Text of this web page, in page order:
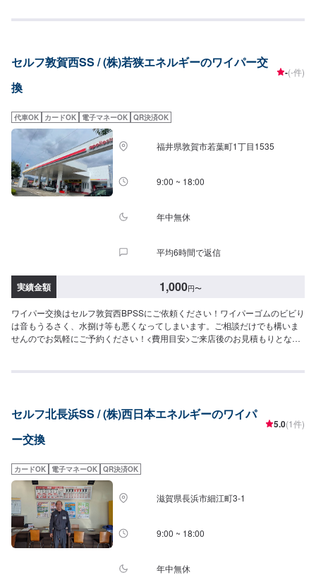
セルフ敦賀西SS / (株)若狭エネルギーのワイパー交
換
-(-件)
代車OK カードOK 電子マネーOK QR決済OK
福井県敦賀市若葉町1丁目1535
9:00 ~ 18:00
年中無休
平均6時間で返信
実績金額 1,000円〜
ワイパー交換はセルフ敦賀西BPSSにご依頼ください！ワイパーゴムのビビり
は音もうるさく、水捌け等も悪くなってしまいます。ご相談だけでも構いま
せんのでお気軽にご予約ください！<費用目安>ご来店後のお見積もりとなり
セルフ北長浜SS / (株)西日本エネルギーのワイパ
ー交換
5.0(1件)
カードOK 電子マネーOK QR決済OK
滋賀県長浜市細江町3-1
9:00 ~ 18:00
年中無休